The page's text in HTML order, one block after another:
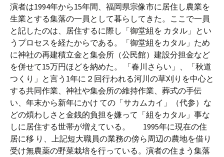
演者は1994年から15年間、福岡県宗像市に居住し農業を
生業とする集落の一員として暮らしてきた。ここで一員
と記したのは、居住するに際し「御堂組を カタル」とい
うプロセスを経たからである。「御堂組をカタル」ため
に神社の再建積立金と集会所（公民館）建設分担金など
を併せて15万円ほどを納めた。 「春川さらい」、「秋道
つくり」と言う1年に２回行われる河川の草刈りを中心と
する共同作業、神社や集会所の維持作業、葬式の手伝
い、年末から新年にかけ ての「サカムカイ」（代参）な
どの煩わしさと金銭的負担を嫌って「組をカタル」事な
しに居住する世帯が増えている。 1995年に現在の住
居に移 り、上記短大職員の業務の傍ら周辺の農地を借り
受け無農薬の野菜栽培を行っている。演者の住まう集落